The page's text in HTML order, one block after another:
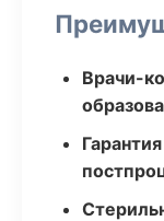
Врачи-